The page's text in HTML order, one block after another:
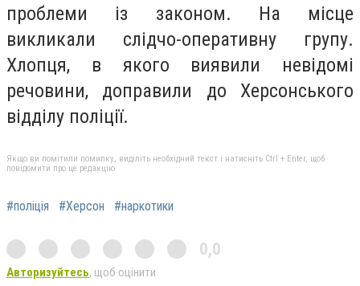
проблеми із законом. На місце
викликали слідчо-оперативну групу.
Хлопця, в якого виявили невідомі
речовини, доправили до Херсонського
відділу поліції.
Якщо ви помітили помилку, виділіть необхідний текст і натисніть Ctrl + Enter, щоб
повідомити про це редакцію
#поліція #Херсон #наркотики
0,0
Авторизуйтесь, щоб оцінити